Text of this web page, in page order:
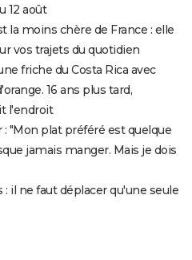
12 août
la moins chère de France : elle
vos trajets du quotidien
friche du Costa Rica avec
16 ans plus tard,
l'endroit
: "Mon plat préféré est quelque
jamais manger. Mais je dois
: il ne faut déplacer qu'une seule